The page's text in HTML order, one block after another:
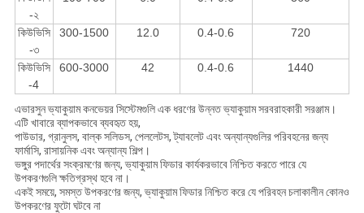
-২
কিউভিসি
-৩
300-1500 12.0 0.4-0.6 720
কিউভিসি
-4
600-3000 42 0.4-0.6 1440
এভারসুন ভ্যাকুয়াম কনভেয়র সিস্টেমগুলি এক ধরণের উন্নত ভ্যাকুয়াম সরবরাহকারী সরঞ্জাম।
এটি খাবারে ব্যাপকভাবে ব্যবহৃত হয়,
পাউডার, গ্রানুলস, বাল্ক সলিডস, পেললেটস, ট্যাবলেট এবং অন্যান্যগুলির পরিবহনের জন্য
ফার্মাসি, রাসায়নিক এবং অন্যান্য শিল্প।
ভঙ্গুর পদার্থের সংক্রমণের জন্য, ভ্যাকুয়াম ফিডার কার্যকরভাবে নিশ্চিত করতে পারে যে
উপকরণগুলি ক্ষতিগ্রস্থ হবে না।
একই সময়ে, সমস্ত উপকরণের জন্য, ভ্যাকুয়াম ফিডার নিশ্চিত করে যে পরিবহন চলাকালীন কোনও
উপকরণের ফুটো ঘটবে না